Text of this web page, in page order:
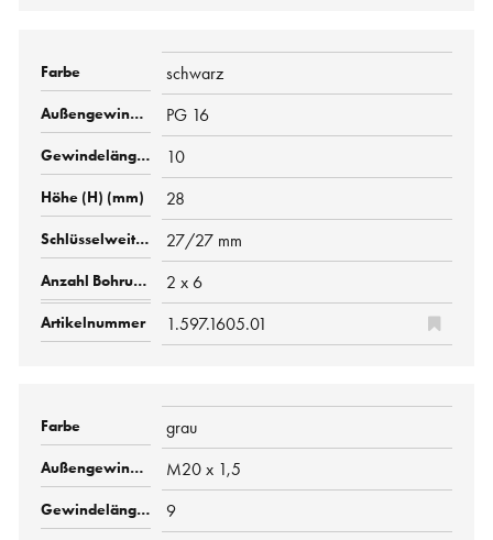
schwarz
PG 16
10
28
27/27 mm
2 x 6
1.597.1605.01
grau
M20 x 1,5
9